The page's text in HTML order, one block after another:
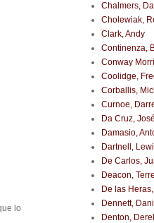
lo
Chalmers,
Cholewiak,
Clark, Andy
Continenza,
Conway
Coolidge,
Corballis,
Curnoe,
Da Cruz,
Damasio,
Dartnell,
De Carlos,
Deacon,
De las
Dennett,
Denton,